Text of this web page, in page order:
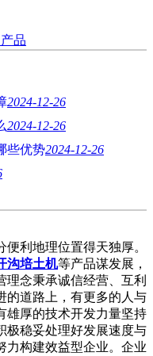
品
2024-12-26
2024-12-26
些优势2024-12-26
利地理位置得天独厚。
沟培土机等产品谋发展，
理念秉承诚信经营、互利
的道路上，有更多的人与
雄厚的技术开发力量坚持
极稳妥处理好发展速度与
力构建效益型企业。企业